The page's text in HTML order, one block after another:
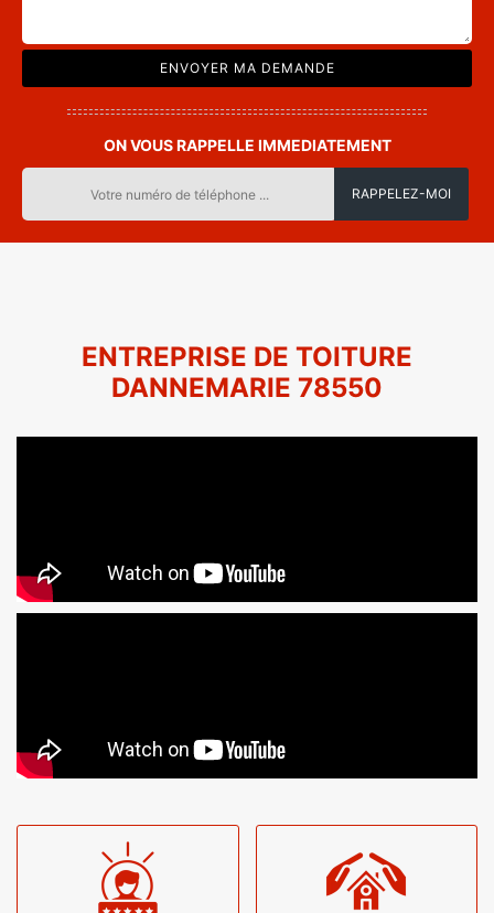
ON VOUS RAPPELLE IMMEDIATEMENT
ENTREPRISE DE TOITURE
DANNEMARIE 78550